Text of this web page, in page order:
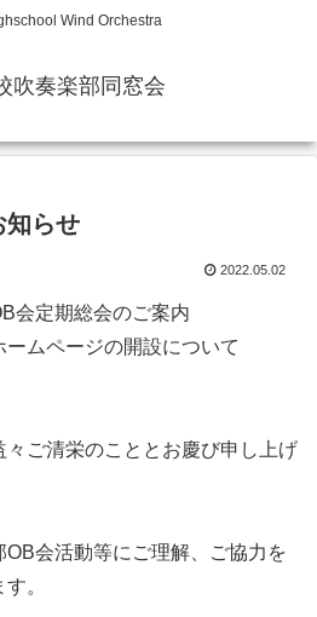
Wind Orchestra
吹奏楽部同窓会
知らせ
2022.05.02
会定期総会のご案内
ムページの開設について
ご清栄のこととお慶び申し上げ
OB会活動等にご理解、ご協力を
。